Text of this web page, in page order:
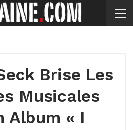
Brise Les
Musicales
Album « I